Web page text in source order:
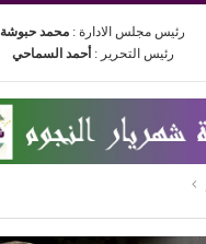
رئيس مجلس الادارة : محمد حبوشة
رئيس التحرير : أحمد السماحي